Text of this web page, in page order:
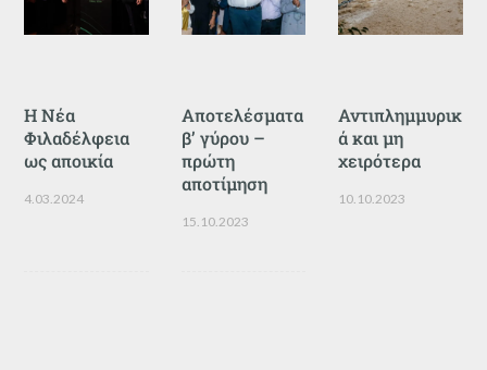
Η Νέα
Φιλαδέλφεια
ως αποικία
4.03.2024
Αποτελέσματα
β’ γύρου –
πρώτη
αποτίμηση
15.10.2023
Αντιπλημμυρικ
ά και μη
χειρότερα
10.10.2023